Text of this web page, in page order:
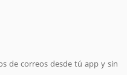
de correos desde tú app y sin